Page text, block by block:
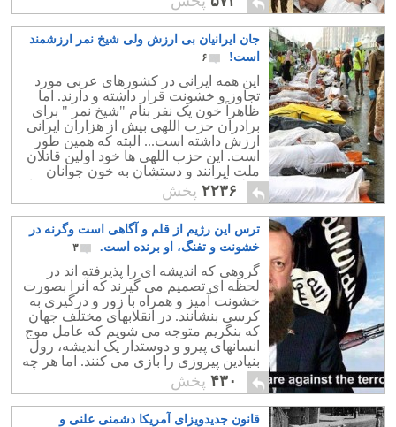
ناسزا گفتند.
جان ایرانیان بی ارزش ولی شیخ نمر ارزشمند
است!
۶
این همه ایرانی در کشورهای عربی مورد
تجاوز و خشونت قرار داشته و دارند. اما
ظاهراً خون یک نفر بنام "شیخ نمر " برای
برادران حزب اللهی بیش از هزاران ایرانی
ارزش داشته است... البته که همین طور
است. این حزب اللهی ها خود اولین قاتلان
ملت ایرانند و دستشان به خون جوانان
وطن آلوده است. ایشان خون شیخ نمر را
رنگین تر می دانند.
۲۲۳۶ پخش
ترس این رژیم از قلم و آگاهی است وگرنه در
خشونت و تفنگ، او برنده است.
۳
گروهی که اندیشه ای را پذیرفته اند در
لحظه ای تصمیم می گیرند که آنرا بصورت
خشونت آمیز و همراه با زور و درگیری به
کرسی بنشانند. در انقلابهای مختلف جهان
که بنگریم متوجه می شویم که عامل موج
انسانهای پیرو و دوستدار یک اندیشه، رول
بنیادین پیروزی را بازی می کنند. اما هر چه
به امروز نزدیک می شویم نقش موج
انسانی در جنگها و انقلابها کم می شود و
نقش رسانه و آگاهی پر رنگ می شود.
۴۳۰ پخش
قانون جدیدویزای آمریکا دشمنی علنی و